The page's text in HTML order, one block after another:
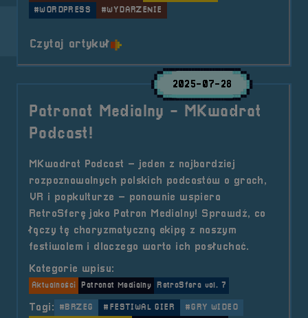
#WORDPRESS
#WYDARZENIE
Czytaj artykuło tytule Sponsor &#8211;
2025-07-28
Patronat Medialny - MKwadrat
Podcast!
MKwadrat Podcast – jeden z najbardziej
rozpoznawalnych polskich podcastów o grach,
VR i popkulturze – ponownie wspiera
RetroSferę jako Patron Medialny! Sprawdź, co
łączy tę charyzmatyczną ekipę z naszym
festiwalem i dlaczego warto ich posłuchać.
Kategorie wpisu:
Aktualności Patronat Medialny RetroSfera vol. 7
Tagi: #BRZEG #FESTIWAL GIER
#GRY WIDEO